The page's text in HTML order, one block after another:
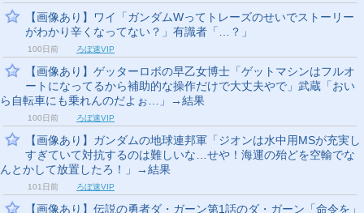
【画像あり】ワイ「ガンダムWってトレーズのせいでストーリー
がわかり辛くなってない？」有識者「…？」
100日前 ろぼ速VIP
【画像あり】ゲッターロボの早乙女博士「ゲットマシンはフルオ
ートになってるから補助的な操作だけで大丈夫やで」武蔵「おい
ら自転車にも乗れんのだよぉ…」→結果
100日前 ろぼ速VIP
【画像あり】ガンダムの地球連邦軍「ジオンは水中用MSが充実し
すぎていて対抗するのは難しいな…せや！海運の殆どを空輸でな
んとかして放置したろ！」→結果
101日前 ろぼ速VIP
【画像あり】伝説の勇者ダ・ガーン第1話のダ・ガーン「命令を」